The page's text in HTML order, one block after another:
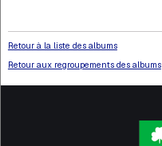
Retour à la liste des albums
Retour aux regroupements des albums